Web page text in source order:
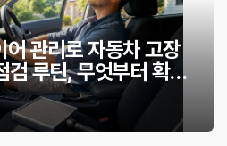
어 관리로 자동차 고장
루틴, 무엇부터 확인